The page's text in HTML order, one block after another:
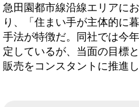
急田園都市線沿線エリアに
り、「住まい手が主体的に
手法が特徴だ。同社では今
定しているが、当面の目標
販売をコンスタントに推進